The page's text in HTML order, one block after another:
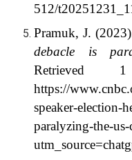
512/
Pramuk, J.
debacle is
https://
speaker-election-
paralyzing-the-